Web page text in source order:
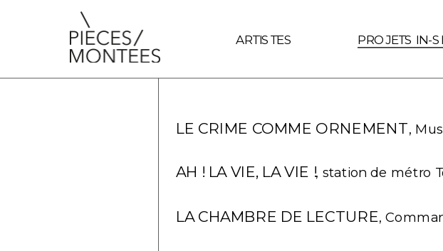
LE CRIME COMME ORNEMENT,
AH ! LA VIE, LA VIE !, station de métro
LA CHAMBRE DE LECTURE,
ARTISTES PROJETS IN-